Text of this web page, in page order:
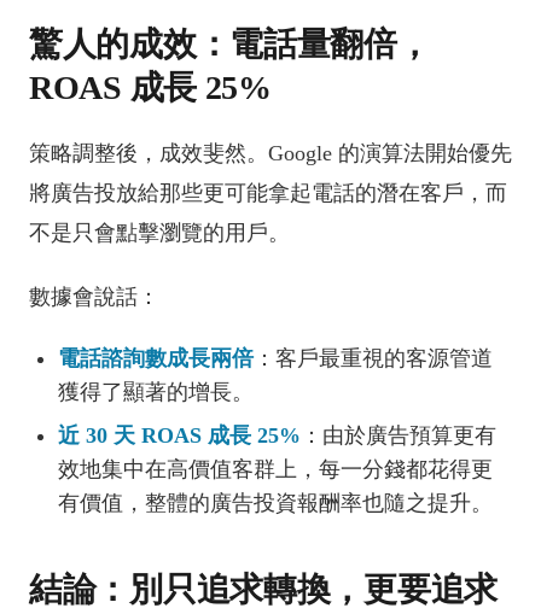
驚人的成效：電話量翻倍，
ROAS 成長 25%
策略調整後，成效斐然。Google 的演算法開始優先
將廣告投放給那些更可能拿起電話的潛在客戶，而
不是只會點擊瀏覽的用戶。
數據會說話：
電話諮詢數成長兩倍：客戶最重視的客源管道
獲得了顯著的增長。
近 30 天 ROAS 成長 25% ：由於廣告預算更有
效地集中在高價值客群上，每一分錢都花得更
有價值，整體的廣告投資報酬率也隨之提升。
結論：別只追求轉換，更要追求